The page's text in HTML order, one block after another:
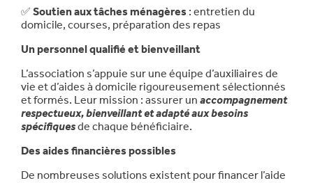
✅Soutien aux tâches ménagères: entretien du
domicile, courses, préparation des repas
Un personnel qualifié et bienveillant
L’association s’appuie sur une équipe d’auxiliaires de
vie et d’aides à domicile rigoureusement sélectionnés
et formés. Leur mission : assurer unaccompagnement
respectueux, bienveillant et adapté aux besoins
spécifiquesde chaque bénéficiaire.
Des aides financières possibles
De nombreuses solutions existent pour financer l’aide